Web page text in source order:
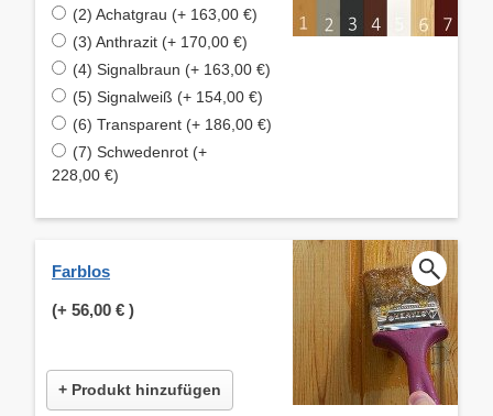
(2) Achatgrau (+ 163,00 €)
(3) Anthrazit (+ 170,00 €)
(4) Signalbraun (+ 163,00 €)
(5) Signalweiß (+ 154,00 €)
(6) Transparent (+ 186,00 €)
(7) Schwedenrot (+
228,00 €)
Farblos
(+ 56,00 € )
+ Produkt hinzufügen